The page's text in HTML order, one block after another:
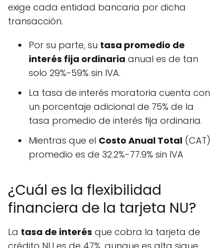
exige cada entidad bancaria por dicha
transacción.
Por su parte, su tasa promedio de
interés fija ordinaria anual es de tan
solo 29%-59% sin IVA.
La tasa de interés moratoria cuenta con
un porcentaje adicional de 75% de la
tasa promedio de interés fija ordinaria.
Mientras que el Costo Anual Total (CAT)
promedio es de 32.2%-77.9% sin IVA
¿Cuál es la flexibilidad
financiera de la tarjeta NU?
La tasa de interés que cobra la tarjeta de